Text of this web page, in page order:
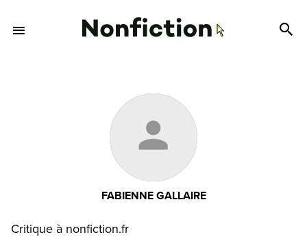
FABIENNE GALLAIRE
Critique à nonfiction.fr